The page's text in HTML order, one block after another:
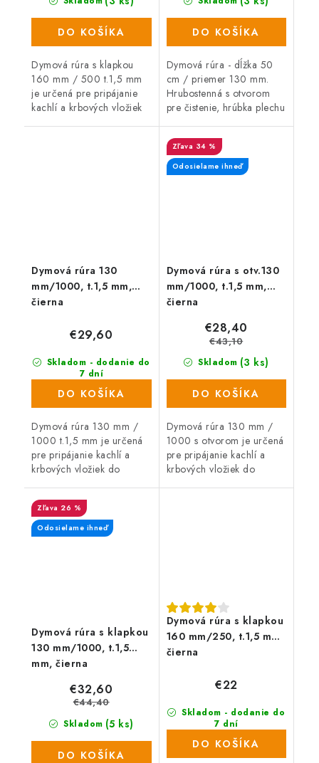
DO KOŠÍKA
Dymová rúra s klapkou
160 mm / 500 t.1,5 mm
je určená pre pripájanie
kachlí a krbových vložiek
DO KOŠÍKA
Dymová rúra - dĺžka 50
cm / priemer 130 mm.
Hrubostenná s otvorom
pre čistenie, hrúbka plechu
Dymová rúra je určená na
spojenie medzi spalinovým
hrdlom...
Dymová rúra 130
mm/1000, t.1,5 mm,
čierna
Skladom - dodanie do
7 dní
(3 ks)
€29,60
DO KOŠÍKA
Dymová rúra 130 mm /
1000 t.1,5 mm je určená
pre pripájanie kachlí a
krbových vložiek do
Dymová rúra s otv.130
mm/1000, t.1,5 mm,
čierna
34 %
Odosielame ihneď
Skladom (3 ks)
€28,40
€43,10
DO KOŠÍKA
Dymová rúra 130 mm /
1000 s otvorom je určená
pre pripájanie kachlí a
krbových vložiek do
Dymová rúra s klapkou
130 mm/1000, t.1,5
mm, čierna
26 %
Odosielame ihneď
Skladom (5 ks)
€32,60
€44,40
DO KOŠÍKA
Dymová rúra s klapkou
160 mm/250, t.1,5 mm,
čierna
Skladom - dodanie do
7 dní
(23 ks)
€22
DO KOŠÍKA